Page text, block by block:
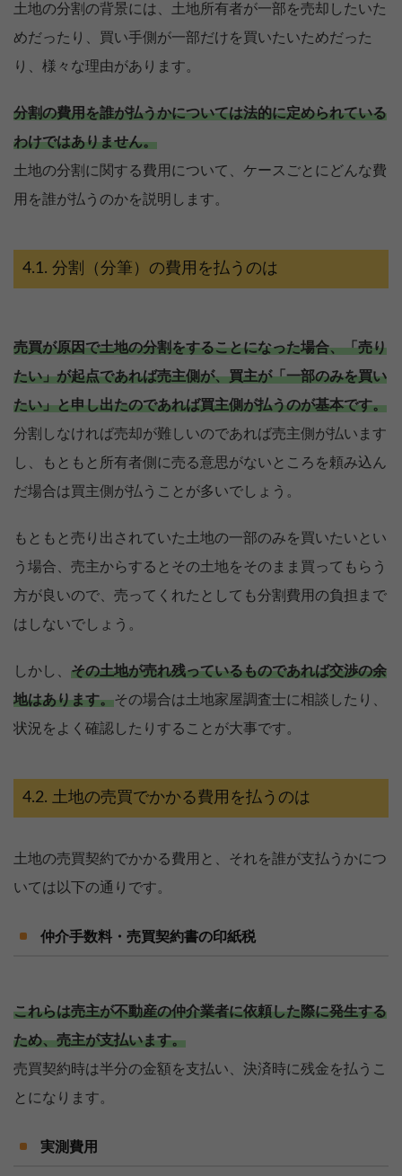
土地の分割の背景には、土地所有者が一部を売却したいた
めだったり、買い手側が一部だけを買いたいためだった
り、様々な理由があります。
分割の費用を誰が払うかについては法的に定められている
わけではありません。
土地の分割に関する費用について、ケースごとにどんな費
用を誰が払うのかを説明します。
分割（分筆）の費用を払うのは
売買が原因で土地の分割をすることになった場合、「売り
たい」が起点であれば売主側が、買主が「一部のみを買い
たい」と申し出たのであれば買主側が払うのが基本です。
分割しなければ売却が難しいのであれば売主側が払います
し、もともと所有者側に売る意思がないところを頼み込ん
だ場合は買主側が払うことが多いでしょう。
もともと売り出されていた土地の一部のみを買いたいとい
う場合、売主からするとその土地をそのまま買ってもらう
方が良いので、売ってくれたとしても分割費用の負担まで
はしないでしょう。
しかし、 その土地が売れ残っているものであれば交渉の余
地はあります。その場合は土地家屋調査士に相談したり、
状況をよく確認したりすることが大事です。
土地の売買でかかる費用を払うのは
土地の売買契約でかかる費用と、それを誰が支払うかにつ
いては以下の通りです。
仲介手数料・売買契約書の印紙税
これらは売主が不動産の仲介業者に依頼した際に発生する
ため、売主が支払います。
売買契約時は半分の金額を支払い、決済時に残金を払うこ
とになります。
実測費用